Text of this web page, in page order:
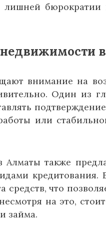
внимание на
Один из
или
также
кредитования.
средств, что
на это,
займа.